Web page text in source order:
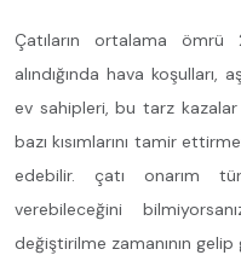
Çatıların ortalama
alındığında hava koşulları,
ev sahipleri, bu tarz kazalar
bazı kısımlarını tamir
edebilir. çatı onarım
verebileceğini
değiştirilme zamanının